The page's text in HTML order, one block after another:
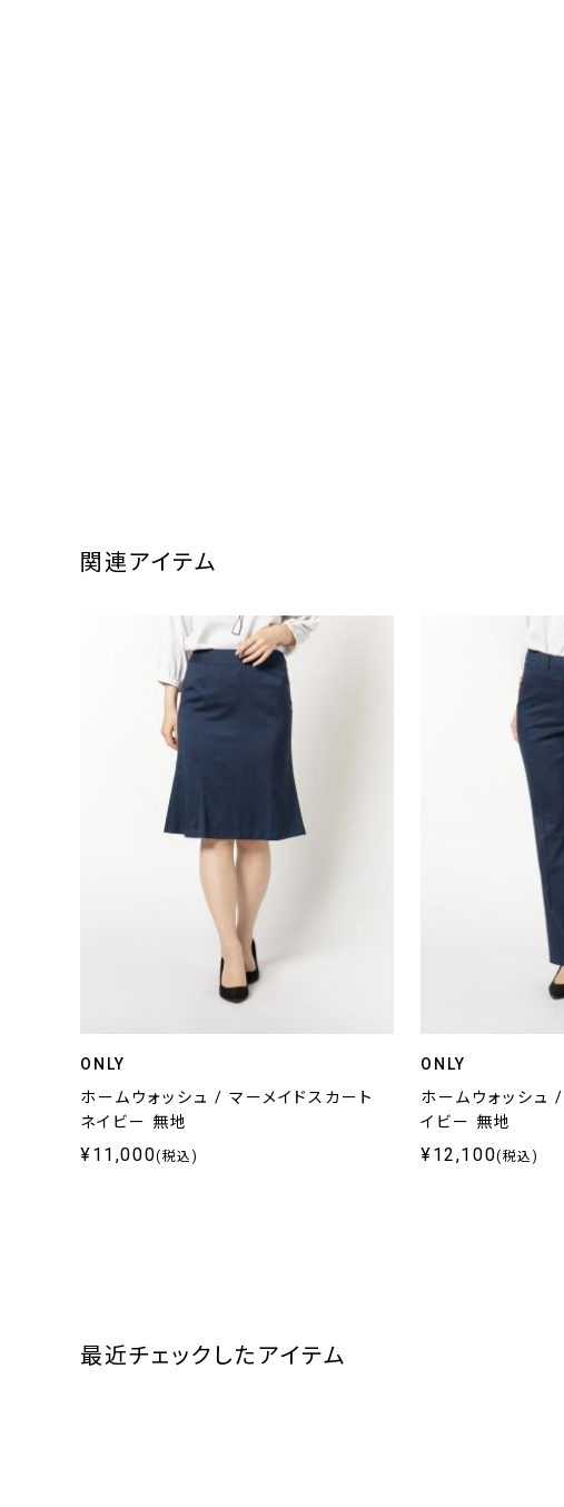
関連アイテム
ONLY
ホームウォッシュ / マーメイドスカート
ネイビー 無地
¥11,000(税込)
ONLY
ホームウォッシュ
イビー 無地
¥12,100(税込)
最近チェックしたアイテム